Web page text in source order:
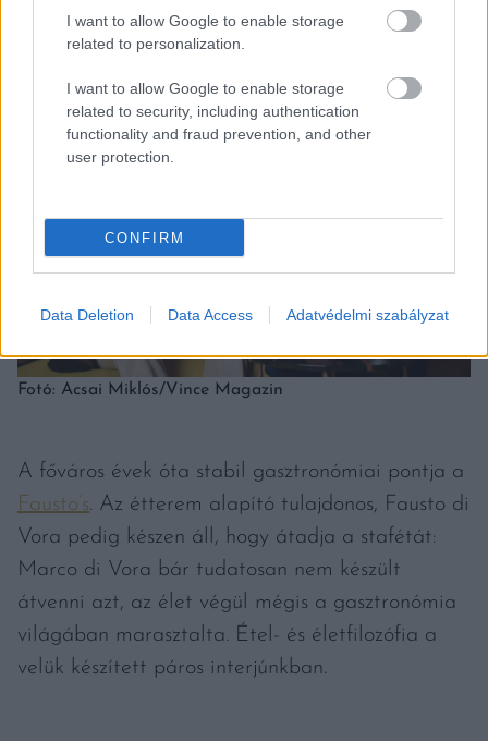
I want to allow Google to enable storage
related to personalization.
I want to allow Google to enable storage
related to security, including authentication
functionality and fraud prevention, and other
user protection.
CONFIRM
Data Deletion Data Access Adatvédelmi szabályzat
TÚL A BRUSCHETTÁN ÉS A SIMA
CARBONÁRÁN
Fotó: Acsai Miklós/Vince Magazin
A főváros évek óta stabil gasztronómiai pontja a
Fausto’s. Az étterem alapító tulajdonos, Fausto di
Vora pedig készen áll, hogy átadja a stafétát:
Marco di Vora bár tudatosan nem készült
átvenni azt, az élet végül mégis a gasztronómia
világában marasztalta. Étel- és életfilozófia a
velük készített páros interjúnkban.